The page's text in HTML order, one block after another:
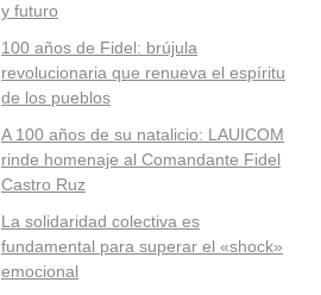
y futuro
100 años de Fidel: brújula
revolucionaria que renueva el espíritu
de los pueblos
A 100 años de su natalicio: LAUICOM
rinde homenaje al Comandante Fidel
Castro Ruz
La solidaridad colectiva es
fundamental para superar el «shock»
emocional